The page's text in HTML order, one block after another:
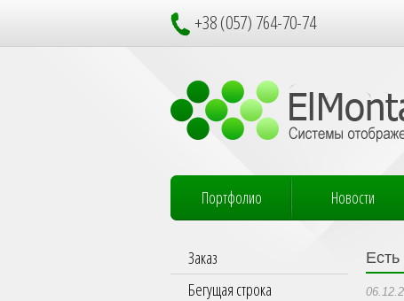
+38 (057) 764-70-74
Портфолио Новости
Заказ
Бегущая строка